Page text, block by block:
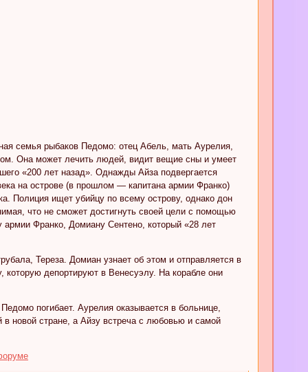
семья рыбаков Педомо: отец Абель, мать Аурелия,
Она может лечить людей, видит вещие сны и умеет
«200 лет назад». Однажды Айза подвергается
на острове (в прошлом — капитана армии Франко)
Полиция ищет убийцу по всему острову, однако дон
что не сможет достигнуть своей цели с помощью
Франко, Домиану Сентено, который «28 лет
Тереза. Домиан узнает об этом и отправляется в
которую депортируют в Венесуэлу. На корабле они
погибает. Аурелия оказывается в больнице,
новой стране, а Айзу встреча с любовью и самой